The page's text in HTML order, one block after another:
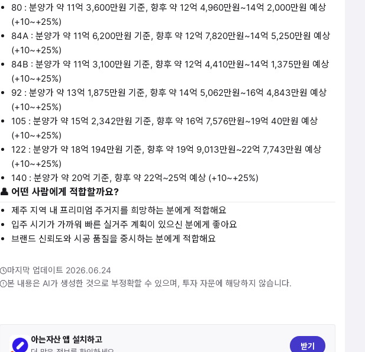
80 : 분양가 약 11억 3,600만원 기준, 향후 약 12억 4,960만원~14억 2,000만원 예상
(+10~+25%)
84A : 분양가 약 11억 6,200만원 기준, 향후 약 12억 7,820만원~14억 5,250만원 예상
(+10~+25%)
84B : 분양가 약 11억 3,100만원 기준, 향후 약 12억 4,410만원~14억 1,375만원 예상
(+10~+25%)
92 : 분양가 약 13억 1,875만원 기준, 향후 약 14억 5,062만원~16억 4,843만원 예상
(+10~+25%)
105 : 분양가 약 15억 2,342만원 기준, 향후 약 16억 7,576만원~19억 40만원 예상
(+10~+25%)
122 : 분양가 약 18억 194만원 기준, 향후 약 19억 9,013만원~22억 7,743만원 예상
(+10~+25%)
140 : 분양가 약 20억 기준, 향후 약 22억~25억 예상 (+10~+25%)
👤 어떤 사람에게 적합할까요?
제주 지역 내 프리미엄 주거지를 희망하는 분에게 적합해요
입주 시기가 가까워 빠른 실거주 계획이 있으신 분에게 좋아요
브랜드 신뢰도와 시공 품질을 중시하는 분에게 적합해요
마지막 업데이트 2026.06.24
본 내용은 AI가 생성한 것으로 부정확할 수 있으며, 투자 자문에 해당하지 않습니다.
아는자산 앱 설치하고
받기